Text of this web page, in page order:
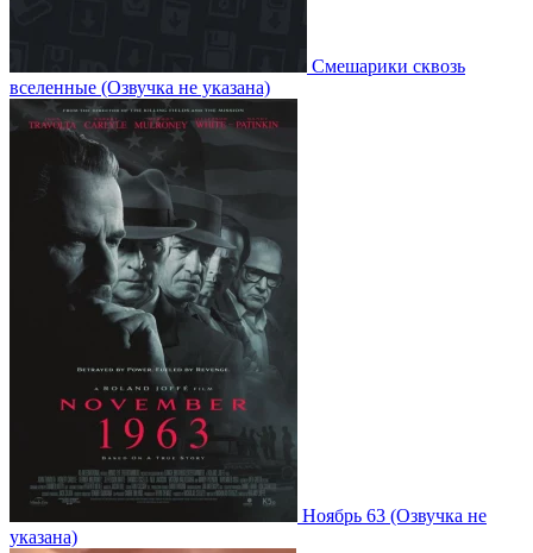
Смешарики сквозь
вселенные (Озвучка не указана)
Ноябрь 63 (Озвучка не
указана)